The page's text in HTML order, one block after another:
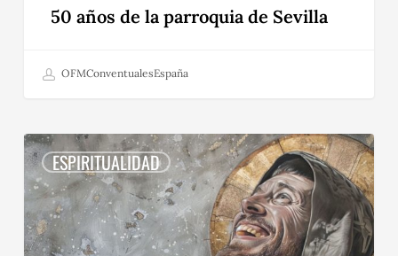
50 años de la parroquia de Sevilla
OFMConventualesEspaña
ESPIRITUALIDAD
TÚ
ERES
NUESTRA
ALEGRÍA